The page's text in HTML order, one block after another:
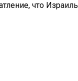
что Израиль